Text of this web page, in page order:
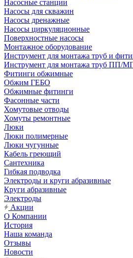
Насосные станции
Насосы для скважин
Насосы дренажные
Насосы циркуляционные
Поверхностные насосы
Монтажное оборудование
Инструмент для монтажа труб и
Инструмент для монтажа труб ПП/
Фитинги обжимные
Обжим ГЕБО
Обжимные фитинги
Фасонные части
Хомутовые отводы
Хомуты ремонтные
Люки
Люки полимерные
Люки чугунные
Кабель греющий
Сантехника
Гибкая подводка
Электроды и круги абразивные
Круги абразивные
Электроды
Акции
О Компании
История
Наша команда
Отзывы
Новости